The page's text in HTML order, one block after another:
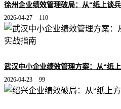
徐州企业绩效管理破局：从“纸上谈
2026-04-27 110
武汉中小企业绩效管理方案：从“纸
2026-04-23 99